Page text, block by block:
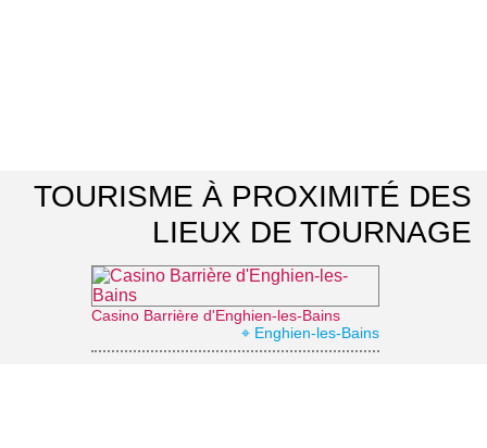
TOURISME À PROXIMITÉ DES
LIEUX DE TOURNAGE
Casino Barrière d'Enghien-les-Bains
⌖ Enghien-les-Bains